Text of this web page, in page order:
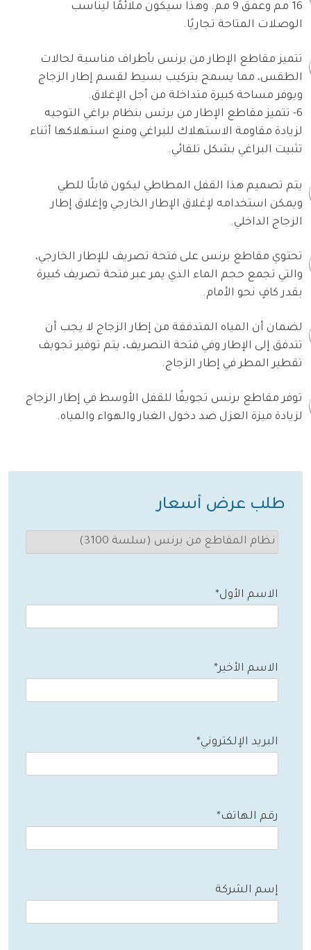
16 مم وعمق 9 مم. وهذا سيكون ملائمًا ليناسب
الوصلات المتاحة تجاريًا.
تتميز مقاطع الإطار من برنس بأطراف مناسبة لحالات
الطقس، مما يسمح بتركيب بسيط لقسم إطار الزجاج
ويوفر مساحة كبيرة متداخلة من أجل الإغلاق.
6- تتميز مقاطع الإطار من برنس بنظام براغي التوجيه
لزيادة مقاومة الاستهلاك للبراغي ومنع استهلاكها أثناء
تثبيت البراغي بشكل تلقائي.
يتم تصميم هذا القفل المطاطي ليكون قابلًا للطي
ويمكن استخدامه لإغلاق الإطار الخارجي وإغلاق إطار
الزجاج الداخلي.
تحتوي مقاطع برنس على فتحة تصريف للإطار الخارجي،
والتي تجمع حجم الماء الذي يمر عبر فتحة تصريف كبيرة
بقدر كافٍ نحو الأمام.
لضمان أن المياه المتدفقة من إطار الزجاج لا يجب أن
تتدفق إلى الإطار وفي فتحة التصريف، يتم توفير تجويف
تقطير المطر في إطار الزجاج.
توفر مقاطع برنس تجويفًا للقفل الأوسط في إطار الزجاج
لزيادة ميزة العزل ضد دخول الغبار والهواء والمياه.
طلب عرض أسعار
الاسم الأول*
الاسم الأخير*
البريد الإلكتروني*
رقم الهاتف*
إسم الشركة